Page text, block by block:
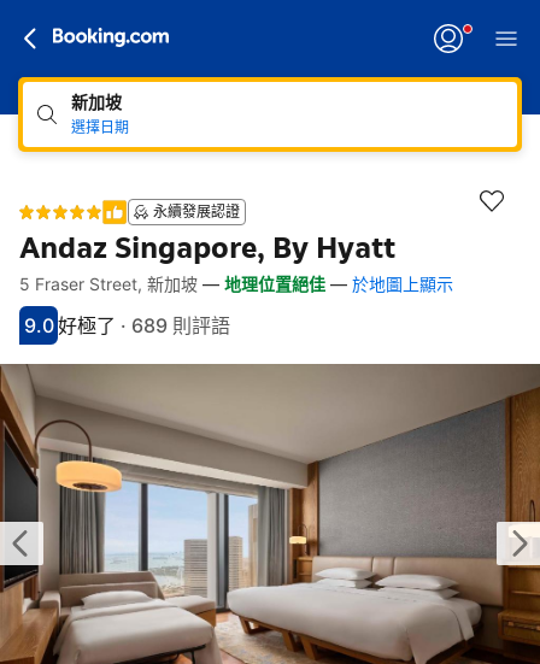
新加坡
選擇日期
永續發展認證
Andaz Singapore, By Hyatt
快速連結
跳至住宿介紹
跳至熱門設施
跳至客房類型
跳至訂房政策
5 Fraser Street, 新加坡 — 地理位置絕佳 — 於地圖上顯示
分數9分
9.0
評比好極了
好極了 · 689 則評語